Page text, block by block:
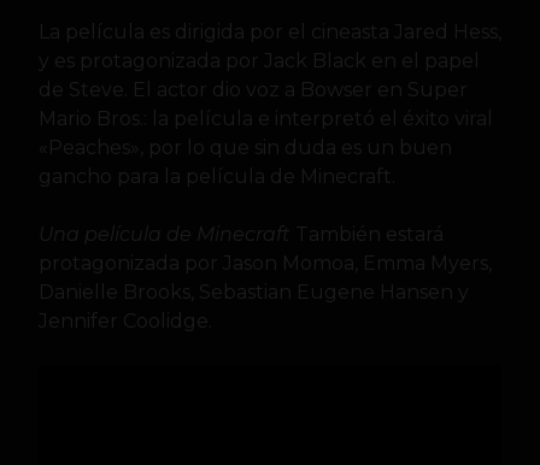
La película es dirigida por el cineasta Jared Hess,
y es protagonizada por Jack Black en el papel
de Steve. El actor dio voz a Bowser en Super
Mario Bros.: la película e interpretó el éxito viral
«Peaches», por lo que sin duda es un buen
gancho para la película de Minecraft.
Una película de Minecraft También estará
protagonizada por Jason Momoa, Emma Myers,
Danielle Brooks, Sebastian Eugene Hansen y
Jennifer Coolidge.